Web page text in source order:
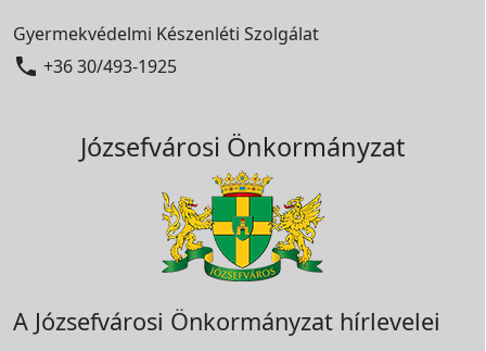
Gyermekvédelmi Készenléti Szolgálat
 +36 30/493-1925
Józsefvárosi Önkormányzat
A Józsefvárosi Önkormányzat hírlevelei